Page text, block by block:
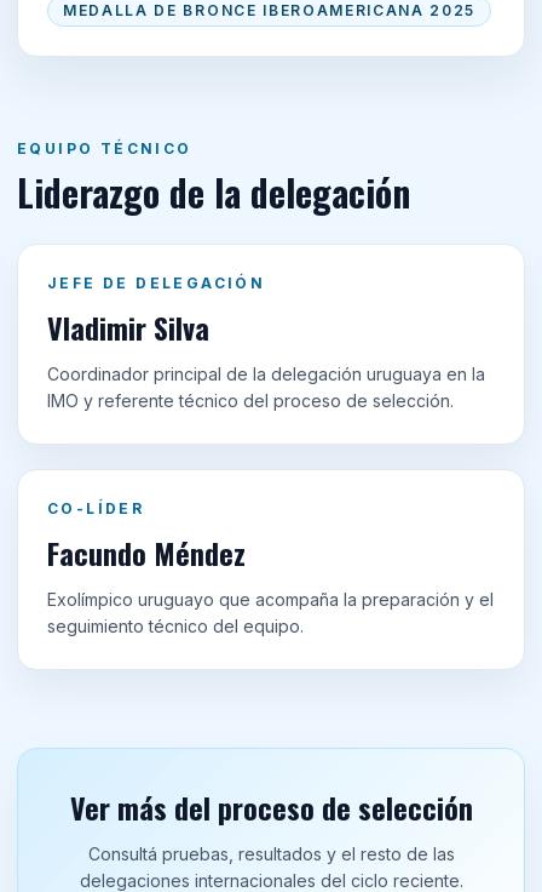
MEDALLA DE BRONCE IBEROAMERICANA 2025
EQUIPO TÉCNICO
Liderazgo de la delegación
JEFE DE DELEGACIÓN
Vladimir Silva
Coordinador principal de la delegación uruguaya en la
IMO y referente técnico del proceso de selección.
CO-LÍDER
Facundo Méndez
Exolímpico uruguayo que acompaña la preparación y el
seguimiento técnico del equipo.
Ver más del proceso de selección
Consultá pruebas, resultados y el resto de las
delegaciones internacionales del ciclo reciente.